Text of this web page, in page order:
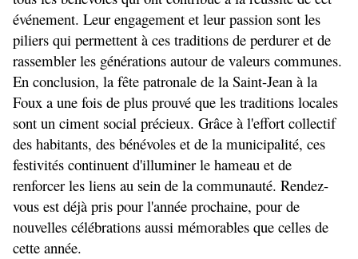
événement. Leur engagement et leur passion sont les
piliers qui permettent à ces traditions de perdurer et de
rassembler les générations autour de valeurs communes.
En conclusion, la fête patronale de la Saint-Jean à la
Foux a une fois de plus prouvé que les traditions locales
sont un ciment social précieux. Grâce à l'effort collectif
des habitants, des bénévoles et de la municipalité, ces
festivités continuent d'illuminer le hameau et de
renforcer les liens au sein de la communauté. Rendez-
vous est déjà pris pour l'année prochaine, pour de
nouvelles célébrations aussi mémorables que celles de
cette année.